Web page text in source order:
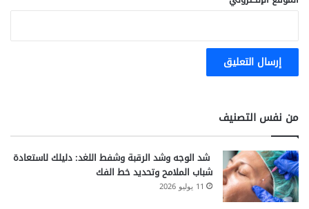
من نفس التصنيف
شد الوجه وشد الرقبة وشفط اللغد: دليلك لاستعادة
شباب الملامح وتحديد خط الفك
11 يوليو 2026